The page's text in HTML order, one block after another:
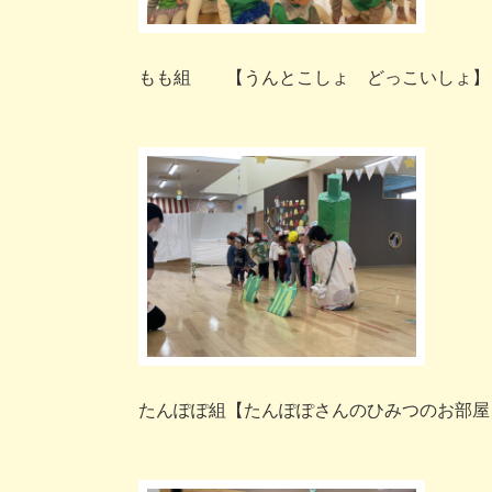
もも組 【うんとこしょ どっこいしょ】
たんぽぽ組【たんぽぽさんのひみつのお部